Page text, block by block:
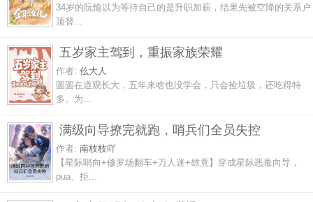
34岁的阮愉以为等待自己的是升职加薪，结果先被空降的关系户
顶替...
五岁家主驾到，重振家族荣耀
作者: 仫大人
圆圆在道观长大，五年来啥也没学会，只会捡垃圾，还吃得特
多。为...
满级向导撩完就跑，哨兵们全员失控
作者: 南枝枝吖
【星际哨向+修罗场翻车+万人迷+雄竟】穿成星际恶毒向导，
pua、拒...